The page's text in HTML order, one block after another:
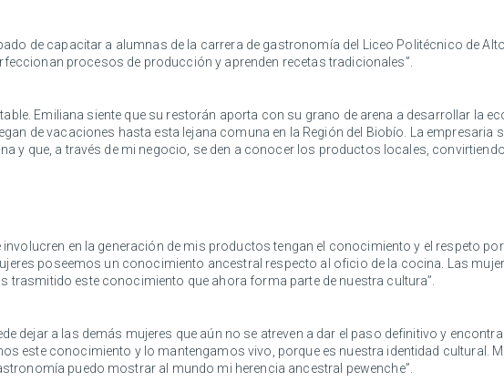
de capacitar a alumnas de la carrera de gastronomía del Liceo Politécnico de
procesos de producción y aprenden recetas tradicionales”.
Emiliana siente que su restorán aporta con su grano de arena a desarrollar la
de vacaciones hasta esta lejana comuna en la Región del Biobío. La empresaria
y que, a través de mi negocio, se den a conocer los productos locales,
en la generación de mis productos tengan el conocimiento y el respeto
poseemos un conocimiento ancestral respecto al oficio de la cocina. Las
este conocimiento que ahora forma parte de nuestra cultura”.
dejar a las demás mujeres que aún no se atreven a dar el paso definitivo y
este conocimiento y lo mantengamos vivo, porque es nuestra identidad cultural.
puedo mostrar al mundo mi herencia ancestral pewenche”.